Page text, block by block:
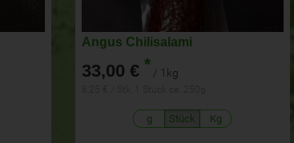
Angus Chilisalami
33,00 € * / 1kg
g Stück Kg